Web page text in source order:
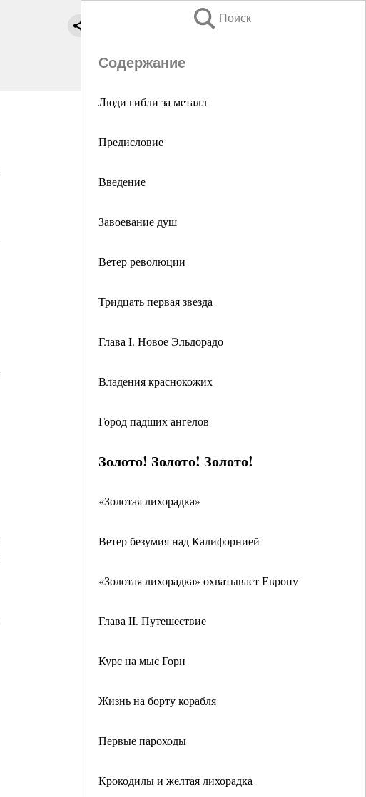
Поиск
Содержание
Люди гибли за металл
Предисловие
Введение
Завоевание душ
Ветер революции
Тридцать первая звезда
Глава I. Новое Эльдорадо
Владения краснокожих
Город падших ангелов
Золото! Золото! Золото!
«Золотая лихорадка»
Ветер безумия над Калифорнией
«Золотая лихорадка» охватывает Европу
Глава II. Путешествие
Курс на мыс Горн
Жизнь на борту корабля
Первые пароходы
Крокодилы и желтая лихорадка